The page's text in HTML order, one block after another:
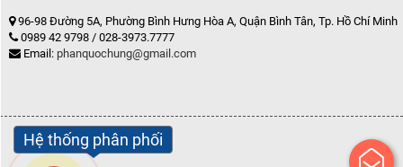
96-98 Đường 5A, Phường Bình Hưng Hòa A, Quận Bình Tân, Tp. Hồ Chí Minh
0989 42 9798 / 028-3973.7777
Email: phanquochung@gmail.com
Hệ thống phân phối